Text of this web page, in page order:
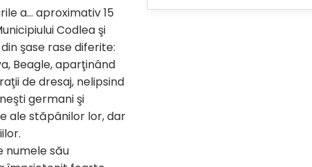
a… aproximativ 15
Codlea şi
şase rase diferite:
Beagle, aparţinând
de dresaj, nelipsind
germani şi
ale stăpânilor lor, dar
numele său